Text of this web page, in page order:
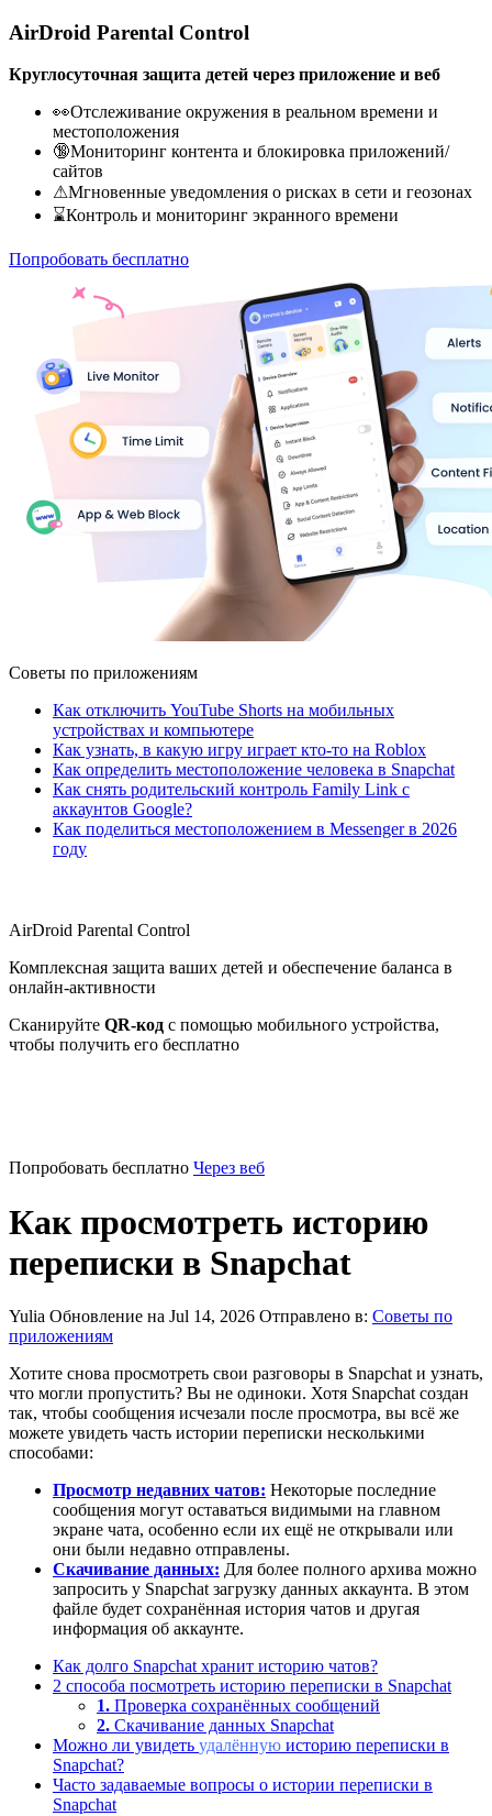
AirDroid Parental Control
Круглосуточная защита детей через приложение и веб
👀Отслеживание окружения в реальном времени и
местоположения
🔞Мониторинг контента и блокировка приложений/
сайтов
⚠Мгновенные уведомления о рисках в сети и геозонах
⌛Контроль и мониторинг экранного времени
Попробовать бесплатно
Советы по приложениям
Как отключить YouTube Shorts на мобильных
устройствах и компьютере
Как узнать, в какую игру играет кто-то на Roblox
Как определить местоположение человека в Snapchat
Как снять родительский контроль Family Link с
аккаунтов Google?
Как поделиться местоположением в Messenger в 2026
году
AirDroid Parental Control
Комплексная защита ваших детей и обеспечение баланса в
онлайн-активности
Сканируйте QR-код с помощью мобильного устройства,
чтобы получить его бесплатно
Попробовать бесплатно Через веб
Как просмотреть историю
переписки в Snapchat
Yulia Обновление на Jul 14, 2026 Отправлено в: Советы по
приложениям
Хотите снова просмотреть свои разговоры в Snapchat и узнать,
что могли пропустить? Вы не одиноки. Хотя Snapchat создан
так, чтобы сообщения исчезали после просмотра, вы всё же
можете увидеть часть истории переписки несколькими
способами:
Просмотр недавних чатов: Некоторые последние
сообщения могут оставаться видимыми на главном
экране чата, особенно если их ещё не открывали или
они были недавно отправлены.
Скачивание данных: Для более полного архива можно
запросить у Snapchat загрузку данных аккаунта. В этом
файле будет сохранённая история чатов и другая
информация об аккаунте.
Как долго Snapchat хранит историю чатов?
2 способа посмотреть историю переписки в Snapchat
1. Проверка сохранённых сообщений
2. Скачивание данных Snapchat
Можно ли увидеть удалённую историю переписки в
Snapchat?
Часто задаваемые вопросы о истории переписки в
Snapchat